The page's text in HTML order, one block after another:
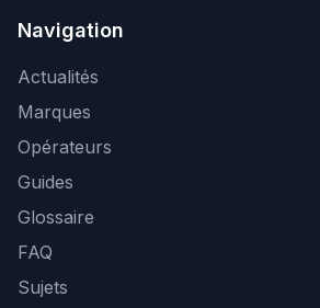
Navigation
Actualités
Marques
Opérateurs
Guides
Glossaire
FAQ
Sujets